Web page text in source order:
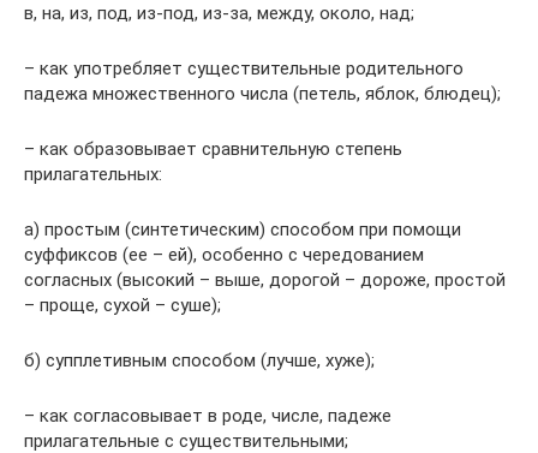
в, на, из, под, из-под, из-за, между, около, над;
– как употребляет существительные родительного
падежа множественного числа (петель, яблок, блюдец);
– как образовывает сравнительную степень
прилагательных:
а) простым (синтетическим) способом при помощи
суффиксов (ее – ей), особенно с чередованием
согласных (высокий – выше, дорогой – дороже, простой
– проще, сухой – суше);
б) супплетивным способом (лучше, хуже);
– как согласовывает в роде, числе, падеже
прилагательные с существительными;